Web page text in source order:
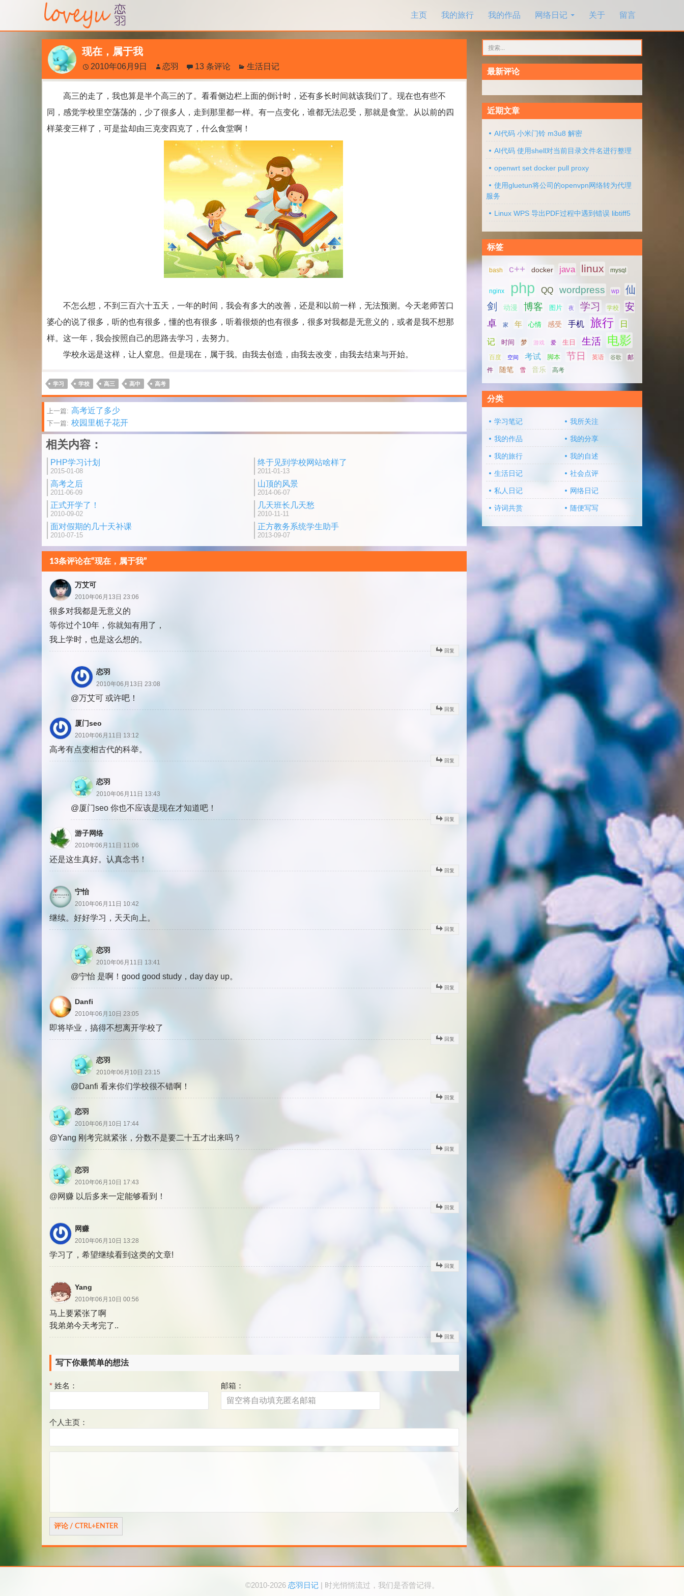
主页
我的旅行 我的作品 网络日记 关于 留言
现在，属于我
2010年06月9日 恋羽 13 条评论 生活日记
高三的走了，我也算是半个高三的了。看看侧边栏上面的倒计时，还有多长时间就该我们了。现在也有些不
同，感觉学校里空荡荡的，少了很多人，走到那里都一样。有一点变化，谁都无法忍受，那就是食堂。从以前的四
样菜变三样了，可是盐却由三克变四克了，什么食堂啊！
不怎么想，不到三百六十五天，一年的时间，我会有多大的改善，还是和以前一样，无法预测。今天老师苦口
婆心的说了很多，听的也有很多，懂的也有很多，听着很烦的也有很多，很多对我都是无意义的，或者是我不想那
样。这一年，我会按照自己的思路去学习，去努力。
学校永远是这样，让人窒息。但是现在，属于我。由我去创造，由我去改变，由我去结束与开始。
学习 学校 高三 高中 高考
文
章
分
页
上一篇: 高考近了多少
下一篇: 校园里栀子花开
相关内容：
PHP学习计划
2015-01-08
终于见到学校网站啥样了
2011-01-13
高考之后
2011-06-09
山顶的风景
2014-06-07
正式开学了！
2010-09-02
几天班长几天愁
2010-11-11
面对假期的几十天补课
2010-07-15
正方教务系统学生助手
2013-09-07
13条评论在“现在，属于我”
万艾可
2010年06月13日 23:06
很多对我都是无意义的
等你过个10年，你就知有用了，
我上学时，也是这么想的。
回复
恋羽
2010年06月13日 23:08
@万艾可 或许吧！
回复
厦门seo
2010年06月11日 13:12
高考有点变相古代的科举。
回复
恋羽
2010年06月11日 13:43
@厦门seo 你也不应该是现在才知道吧！
回复
游子网络
2010年06月11日 11:06
还是这生真好。认真念书！
回复
宁怡
2010年06月11日 10:42
继续。好好学习，天天向上。
回复
恋羽
2010年06月11日 13:41
@宁怡 是啊！good good study，day day up。
回复
Danfi
2010年06月10日 23:05
即将毕业，搞得不想离开学校了
回复
恋羽
2010年06月10日 23:15
@Danfi 看来你们学校很不错啊！
回复
恋羽
2010年06月10日 17:44
@Yang 刚考完就紧张，分数不是要二十五才出来吗？
回复
恋羽
2010年06月10日 17:43
@网赚 以后多来一定能够看到！
回复
网赚
2010年06月10日 13:28
学习了，希望继续看到这类的文章!
回复
Yang
2010年06月10日 00:56
马上要紧张了啊
我弟弟今天考完了..
回复
写下你最简单的想法
* 姓名： 邮箱：
个人主页：
索：
最新评论
近期文章
AI代码 小米门铃 m3u8 解密
AI代码 使用shell对当前目录文件名进行整理
openwrt set docker pull proxy
使用gluetun将公司的openvpn网络转为代理
服务
Linux WPS 导出PDF过程中遇到错误 libtiff5
标签
bash c++ docker java linux mysql
nginx php QQ wordpress wp
仙
剑
动漫 博客 图片 夜 学习 学校
安
卓
家 年 心情 感受 手机 旅行 日
记 时间 梦 游戏 爱 生日 生活 电影
百度 空间 考试 脚本 节日 英语 谷歌 邮
件 随笔 雪 音乐 高考
分类
学习笔记 我所关注
我的作品 我的分享
我的旅行 我的自述
生活日记 社会点评
私人日记 网络日记
诗词共赏 随便写写
©2010-2026 恋羽日记 | 时光悄悄流过，我们是否曾记得。